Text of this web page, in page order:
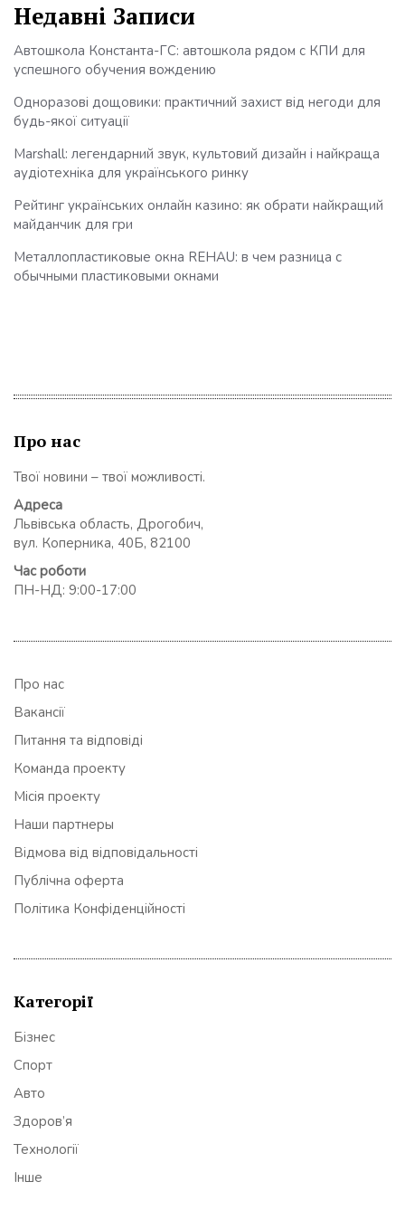
Недавні Записи
Автошкола Константа-ГС: автошкола рядом с КПИ для
успешного обучения вождению
Одноразові дощовики: практичний захист від негоди для
будь-якої ситуації
Marshall: легендарний звук, культовий дизайн і найкраща
аудіотехніка для українського ринку
Рейтинг українських онлайн казино: як обрати найкращий
майданчик для гри
Металлопластиковые окна REHAU: в чем разница с
обычными пластиковыми окнами
Про нас
Твої новини – твої можливості.
Адреса
Львівська область, Дрогобич,
вул. Коперника, 40Б, 82100
Час роботи
ПН-НД: 9:00-17:00
Про нас
Вакансії
Питання та відповіді
Команда проекту
Місія проекту
Наши партнеры
Відмова від відповідальності
Публічна оферта
Політика Конфіденційності
Категорії
Бізнес
Спорт
Авто
Здоров’я
Технології
Інше